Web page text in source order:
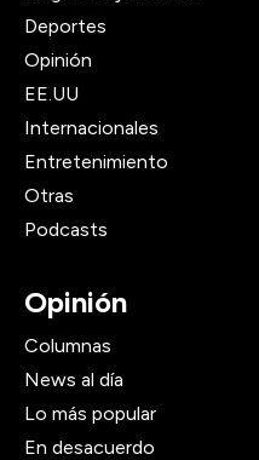
Deportes
Opinión
EE.UU
Internacionales
Entretenimiento
Otras
Podcasts
Opinión
Columnas
News al día
Lo más popular
En desacuerdo